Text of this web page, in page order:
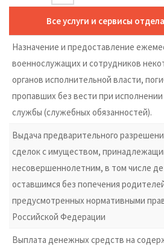
Все услуги и сервисы
Назначение и предоставление
военнослужащих и сотрудников
органов исполнительной власти,
пропавших без вести при
службы (служебных обязанностей).
Выдача предварительного
сделок с имуществом,
несовершеннолетним, в том числе
оставшимся без попечения
предусмотренных нормативными
Российской Федерации
Выплата денежных средств на